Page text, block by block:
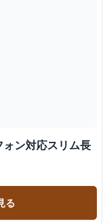
ン対応スリム長
る